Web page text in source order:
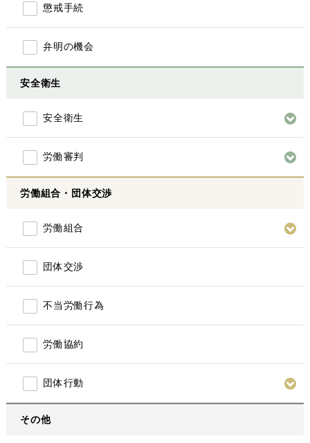
懲戒手続
弁明の機会
安全衛生
安全衛生
労働審判
労働組合・団体交渉
労働組合
団体交渉
不当労働行為
労働協約
団体行動
その他